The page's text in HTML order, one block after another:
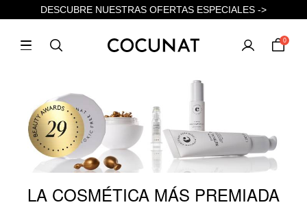
DESCUBRE NUESTRAS OFERTAS ESPECIALES ->
0
LA COSMÉTICA MÁS PREMIADA